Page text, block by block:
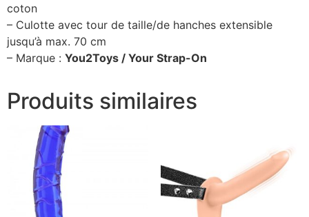
coton
– Culotte avec tour de taille/de hanches extensible
jusqu’à max. 70 cm
– Marque : You2Toys / Your Strap-On
Produits similaires